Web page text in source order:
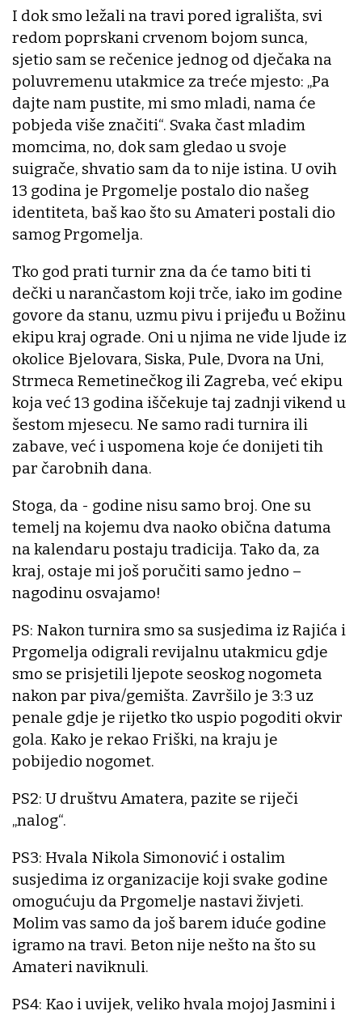
I dok smo ležali na travi pored igrališta, svi
redom poprskani crvenom bojom sunca,
sjetio sam se rečenice jednog od dječaka na
poluvremenu utakmice za treće mjesto: „Pa
dajte nam pustite, mi smo mladi, nama će
pobjeda više značiti“. Svaka čast mladim
momcima, no, dok sam gledao u svoje
suigrače, shvatio sam da to nije istina. U ovih
13 godina je Prgomelje postalo dio našeg
identiteta, baš kao što su Amateri postali dio
samog Prgomelja.
Tko god prati turnir zna da će tamo biti ti
dečki u narančastom koji trče, iako im godine
govore da stanu, uzmu pivu i prijeđu u Božinu
ekipu kraj ograde. Oni u njima ne vide ljude iz
okolice Bjelovara, Siska, Pule, Dvora na Uni,
Strmeca Remetinečkog ili Zagreba, već ekipu
koja već 13 godina iščekuje taj zadnji vikend u
šestom mjesecu. Ne samo radi turnira ili
zabave, već i uspomena koje će donijeti tih
par čarobnih dana.
Stoga, da - godine nisu samo broj. One su
temelj na kojemu dva naoko obična datuma
na kalendaru postaju tradicija. Tako da, za
kraj, ostaje mi još poručiti samo jedno –
nagodinu osvajamo!
PS: Nakon turnira smo sa susjedima iz Rajića i
Prgomelja odigrali revijalnu utakmicu gdje
smo se prisjetili ljepote seoskog nogometa
nakon par piva/gemišta. Završilo je 3:3 uz
penale gdje je rijetko tko uspio pogoditi okvir
gola. Kako je rekao Friški, na kraju je
pobijedio nogomet.
PS2: U društvu Amatera, pazite se riječi
„nalog“.
PS3: Hvala Nikola Simonović i ostalim
susjedima iz organizacije koji svake godine
omogućuju da Prgomelje nastavi živjeti.
Molim vas samo da još barem iduće godine
igramo na travi. Beton nije nešto na što su
Amateri naviknuli.
PS4: Kao i uvijek, veliko hvala mojoj Jasmini i